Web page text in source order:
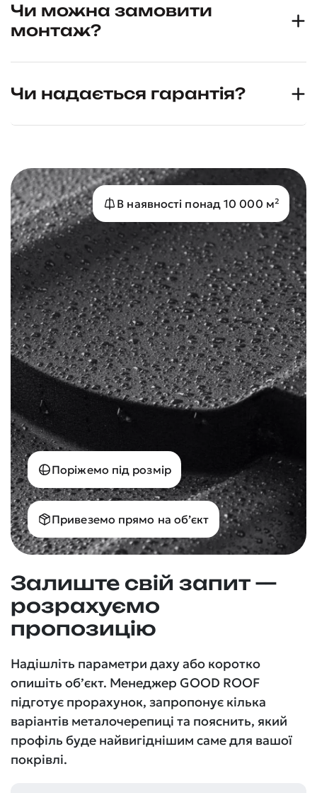
Чи можна замовити
монтаж?
Чи надається гарантія?
В наявності понад 10 000 м²
Поріжемо під розмір
Привеземо прямо на об’єкт
Залиште свій запит —
розрахуємо
пропозицію
Надішліть параметри даху або коротко
опишіть об’єкт. Менеджер GOOD ROOF
підготує прорахунок, запропонує кілька
варіантів металочерепиці та пояснить, який
профіль буде найвигіднішим саме для вашої
покрівлі.